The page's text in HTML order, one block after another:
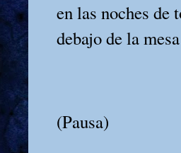
en las noches de
debajo de la
(Pausa)